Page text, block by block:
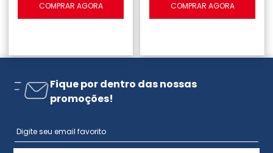
COMPRAR AGORA COMPRAR AGORA
Fique por dentro das nossas
promoções!